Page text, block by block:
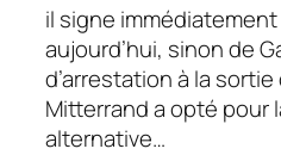
il signe
aujourd’hui, sinon de
d’arrestation à la
Mitterrand a opté pour
alternative…